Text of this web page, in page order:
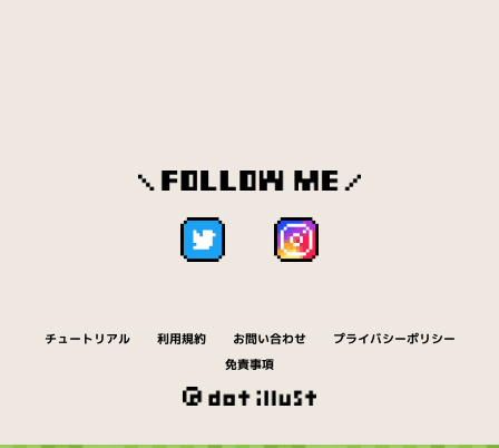
チュートリアル 利用規約 お問い合わせ
プライバシーポリシー
免責事項